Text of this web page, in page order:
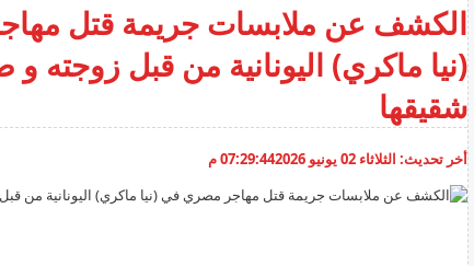
الكشف عن ملابسات جريمة قتل
(نيا ماكري) اليونانية من قبل زوجته و
شقيقها
أخر تحديث: الثلاثاء 02 يونيو 2026 07:29:44 م